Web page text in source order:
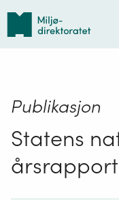
Tilbake
forsiden
Publikasjon
Statens
årsrapport